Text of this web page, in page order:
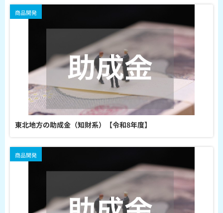
東北地方の助成金（知財系）【令和8年度】
商品開発
商品開発